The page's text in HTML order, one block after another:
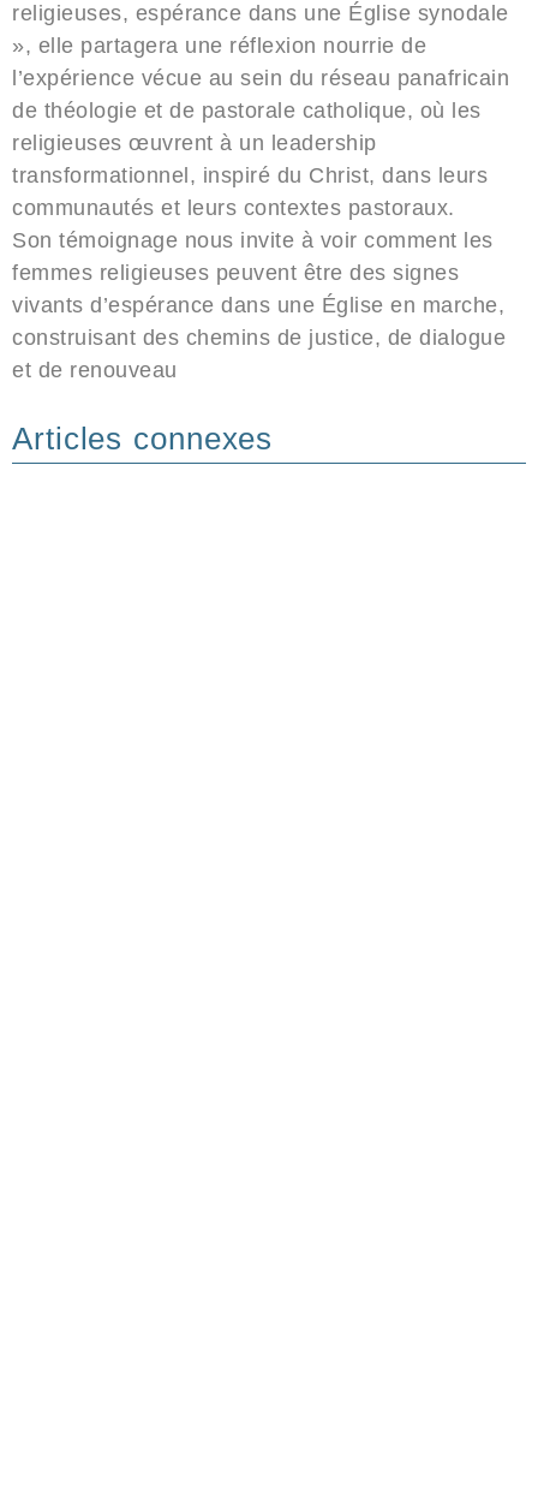
religieuses, espérance dans une Église synodale
», elle partagera une réflexion nourrie de
l’expérience vécue au sein du réseau panafricain
de théologie et de pastorale catholique, où les
religieuses œuvrent à un leadership
transformationnel, inspiré du Christ, dans leurs
communautés et leurs contextes pastoraux.
Son témoignage nous invite à voir comment les
femmes religieuses peuvent être des signes
vivants d’espérance dans une Église en marche,
construisant des chemins de justice, de dialogue
et de renouveau
Articles connexes